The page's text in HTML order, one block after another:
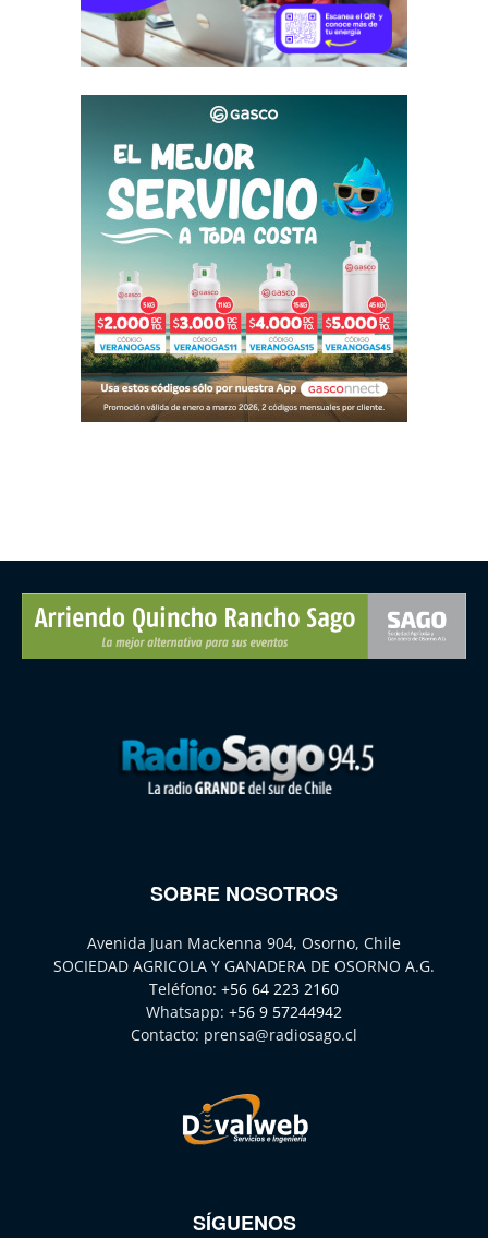
SOBRE NOSOTROS
Avenida Juan Mackenna 904, Osorno, Chile
SOCIEDAD AGRICOLA Y GANADERA DE OSORNO A.G.
Teléfono: +56 64 223 2160
Whatsapp: +56 9 57244942
Contacto: prensa@radiosago.cl
SÍGUENOS